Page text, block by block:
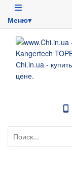
Меню▾